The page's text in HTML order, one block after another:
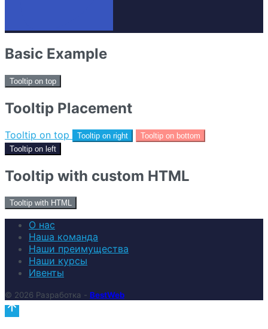
Basic Example
Tooltip on top
Tooltip Placement
Tooltip on top Tooltip on right
Tooltip on bottom
Tooltip on left
Tooltip with custom HTML
Tooltip with HTML
О нас
Наша команда
Наши преимущества
Наши курсы
Ивенты
© 2026 Разработка - BestWeb